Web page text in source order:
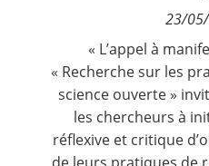
23/
« L’appel à
« Recherche sur les
science ouverte »
les chercheurs à
réflexive et critique
de leurs pratiques de